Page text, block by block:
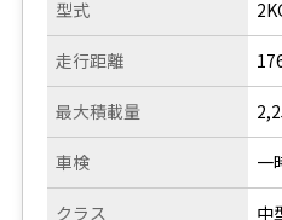
型式
走行距離
最大積載量
車検
クラス
一
中